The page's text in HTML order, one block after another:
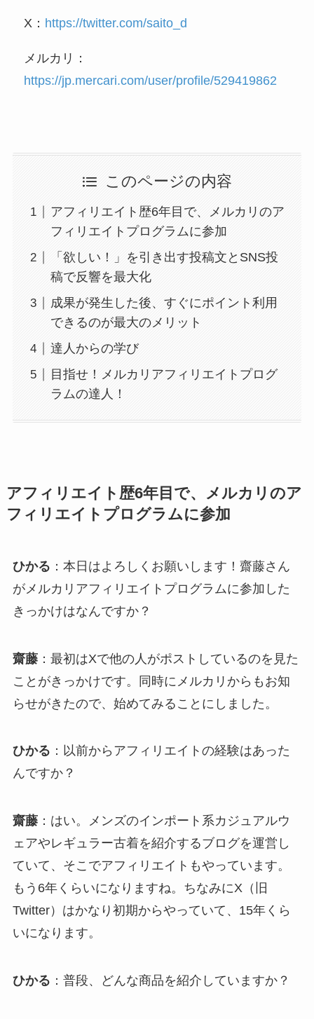
X： https://twitter.com/saito_d
メルカリ：
https://jp.mercari.com/user/profile/529419862
このページの内容
アフィリエイト歴6年目で、メルカリのア
フィリエイトプログラムに参加
「欲しい！」を引き出す投稿文とSNS投
稿で反響を最大化
成果が発生した後、すぐにポイント利用
できるのが最大のメリット
達人からの学び
目指せ！メルカリアフィリエイトプログ
ラムの達人！
アフィリエイト歴6年目で、メルカリのア
フィリエイトプログラムに参加
ひかる ：本日はよろしくお願いします！齋藤さん
がメルカリアフィリエイトプログラムに参加した
きっかけはなんですか？
齋藤：最初はXで他の人がポストしているのを見た
ことがきっかけです。同時にメルカリからもお知
らせがきたので、始めてみることにしました。
ひかる ：以前からアフィリエイトの経験はあった
んですか？
齋藤：はい。メンズのインポート系カジュアルウ
ェアやレギュラー古着を紹介するブログを運営し
ていて、そこでアフィリエイトもやっています。
もう6年くらいになりますね。ちなみにX（旧
Twitter）はかなり初期からやっていて、15年くら
いになります。
ひかる ：普段、どんな商品を紹介していますか？